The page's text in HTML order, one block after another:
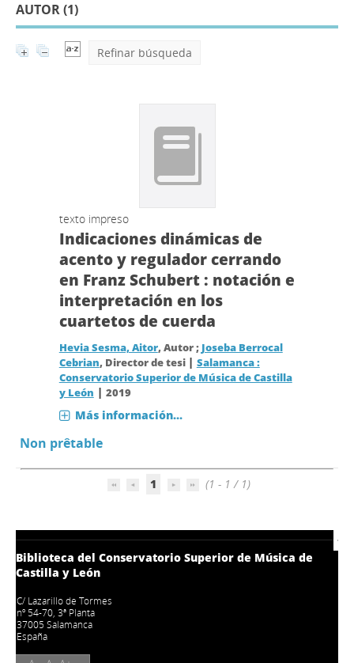
AUTOR (1)
Refinar búsqueda
texto impreso
Indicaciones dinámicas de
acento y regulador cerrando
en Franz Schubert : notación e
interpretación en los
cuartetos de cuerda
Hevia Sesma, Aitor, Autor ; Joseba Berrocal
Cebrian, Director de tesi | Salamanca :
Conservatorio Superior de Música de Castilla
y León | 2019
Más información...
Non prêtable
1 (1 - 1 / 1)
Biblioteca del Conservatorio Superior de Música de
Castilla y León
C/ Lazarillo de Tormes
nº 54-70, 3ª Planta
37005 Salamanca
España